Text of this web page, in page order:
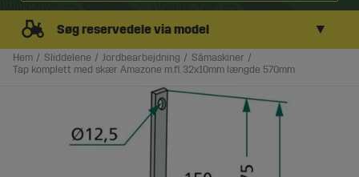
Søg reservedele via model ▼
Hem Sliddelene Jordbearbejdning
Såmaskiner
Tap komplett med skær Amazone m.fl. 32x10mm længde 570mm